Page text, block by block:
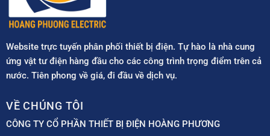
Website trực tuyến phân phối thiết bị điện. Tự hào là nhà cung
ứng vật tư điện hàng đầu cho các công trình trọng điểm trên cả
nước. Tiên phong về giá, đi đầu về dịch vụ.
VỀ CHÚNG TÔI
CÔNG TY CỔ PHẦN THIẾT BỊ ĐIỆN HOÀNG PHƯƠNG